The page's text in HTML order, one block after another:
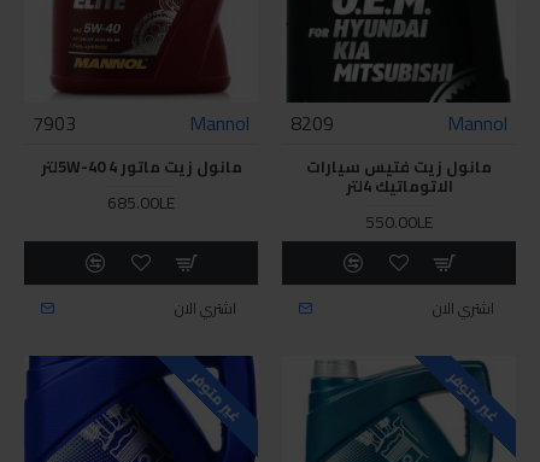
Mannol
8209
مانول زيت فتيس سيارات
الاتوماتيك 4لتر
550.00LE
اشتري الان
Mannol
7903
مانول زيت ماتور 5W-40 4لتر
685.00LE
اشتري الان
غير متوفر غير متوفر